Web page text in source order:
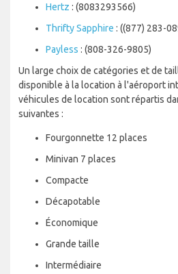
Hertz : (8083293566)
Thrifty Sapphire : ((877) 283-
Payless : (808-326-9805)
Un large choix de catégories et de
disponible à la location à l'aéroport
véhicules de location sont répartis
suivantes :
Fourgonnette 12 places
Minivan 7 places
Compacte
Décapotable
Économique
Grande taille
Intermédiaire